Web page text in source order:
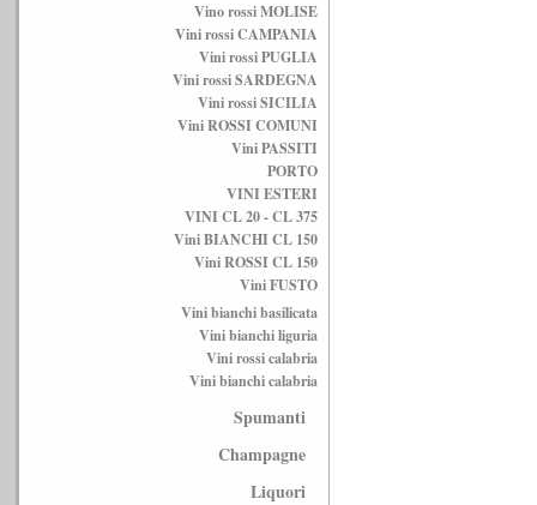
Vino rossi MOLISE
Vini rossi CAMPANIA
Vini rossi PUGLIA
Vini rossi SARDEGNA
Vini rossi SICILIA
Vini ROSSI COMUNI
Vini PASSITI
PORTO
VINI ESTERI
VINI CL 20 - CL 375
Vini BIANCHI CL 150
Vini ROSSI CL 150
Vini FUSTO
Vini bianchi basilicata
Vini bianchi liguria
Vini rossi calabria
Vini bianchi calabria
Spumanti
Champagne
Liquori